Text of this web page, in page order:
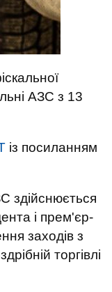
АЗС з 13
із посиланням
здійснюється
і прем'єр-
заходів з
торгівлі